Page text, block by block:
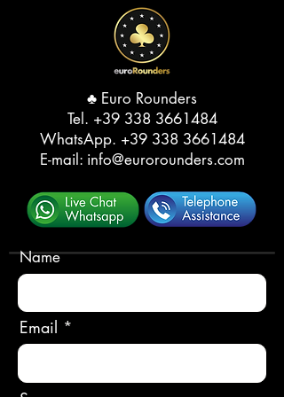
♣️ Euro Rounders
Tel. ‭ +39 338 3661484
WhatsApp. ‭+39 338 3661484‬
E-mail: info@eurorounders.com
Name
Email